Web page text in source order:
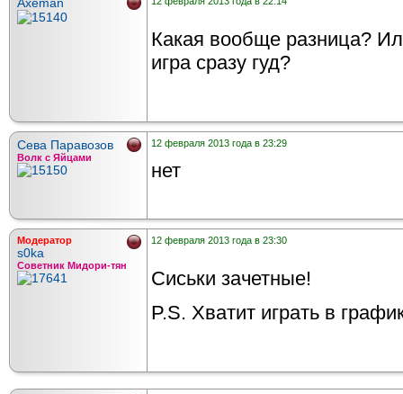
Axeman
Какая вообще разница?
игра сразу гуд?
Сева Паравозов
Волк с Яйцами
12 февраля 2013 года в 23:29
нет
Модератор
s0ka
Советник Мидори-тян
12 февраля 2013 года в 23:30
Сиськи зачетные!
P.S. Хватит играть в